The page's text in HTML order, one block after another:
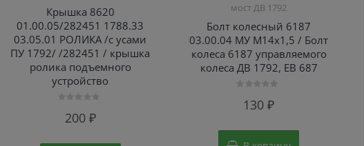
Крышка 8620
01.00.05/282451 1788.33
03.05.01 РОЛИКА /с усами
ПУ 1792/ /282451 / крышка
ролика подъемного
устройство
200 ₽
мост ДВ 1792
Болт колесный 6187
03.00.04 МУ М14х1,5 / Болт
колеса 6187 управляемого
колеса ДВ 1792, ЕВ 687
130₽